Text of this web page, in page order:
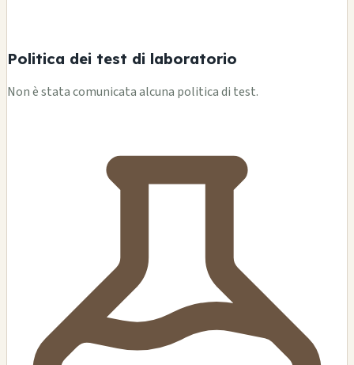
Politica dei test di laboratorio
Non è stata comunicata alcuna politica di test.